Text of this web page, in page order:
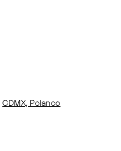
CDMX, Polanco